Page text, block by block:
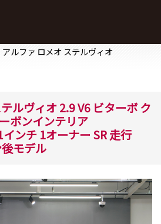
アルファ ロメオ ステルヴィオ
ルヴィオ2.9 V6 ビターボ ク
ボンインテリア
ンチ 1オーナー SR 走行
モデル